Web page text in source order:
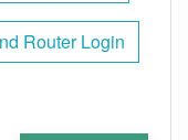
Router Login